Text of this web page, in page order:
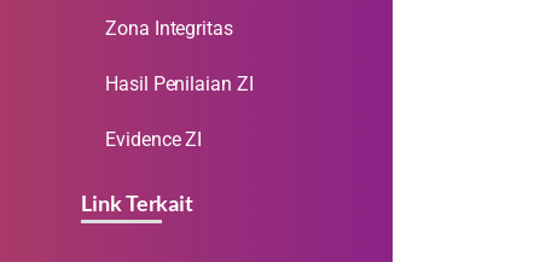
Zona Integritas
Hasil Penilaian ZI
Evidence ZI
Link Terkait